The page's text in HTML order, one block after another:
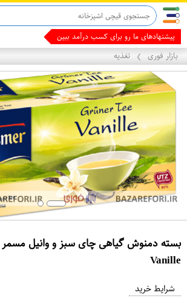
پیشنهادهای ما رو برای کسب درآمد ببین
بازار فوری ❯ تغذیه
Vanille
م
شرایط خرید